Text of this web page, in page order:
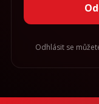
Odhlásit se